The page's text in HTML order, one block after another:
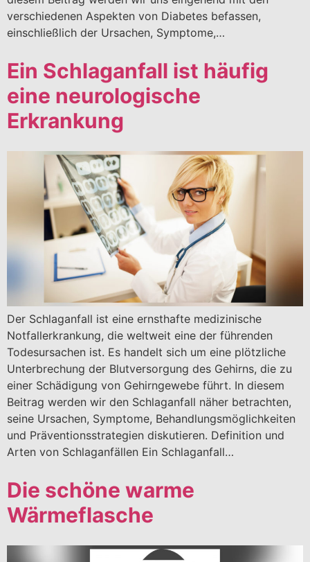
verschiedenen Aspekten von Diabetes befassen,
einschließlich der Ursachen, Symptome,…
Ein Schlaganfall ist häufig
eine neurologische
Erkrankung
Der Schlaganfall ist eine ernsthafte medizinische
Notfallerkrankung, die weltweit eine der führenden
Todesursachen ist. Es handelt sich um eine plötzliche
Unterbrechung der Blutversorgung des Gehirns, die zu
einer Schädigung von Gehirngewebe führt. In diesem
Beitrag werden wir den Schlaganfall näher betrachten,
seine Ursachen, Symptome, Behandlungsmöglichkeiten
und Präventionsstrategien diskutieren. Definition und
Arten von Schlaganfällen Ein Schlaganfall…
Die schöne warme
Wärmeflasche